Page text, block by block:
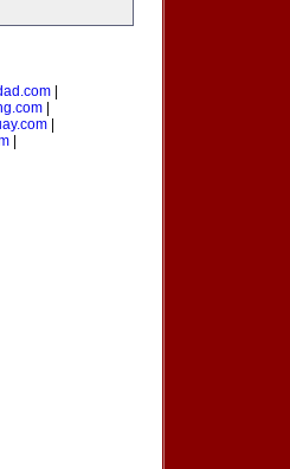
|
|
|